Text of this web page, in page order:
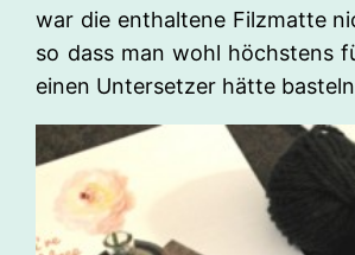
war die enthaltene Filzmatte
so dass man wohl höchstens
einen Untersetzer hätte